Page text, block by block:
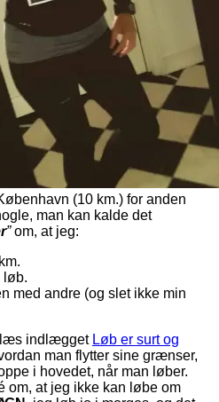
(10 km.) for anden
man kan kalde det
”om, at jeg:
løb.
med andre (og slet ikke min
indlægget Løb er surt og
man flytter sine grænser,
i hovedet, når man løber.
om, at jeg ikke kan løbe om